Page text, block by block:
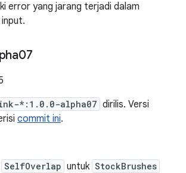
error yang jarang terjadi dalam
*:1.0.0-alpha07 dirilis. Versi
commit ini.
SelfOverlap untuk StockBrushes